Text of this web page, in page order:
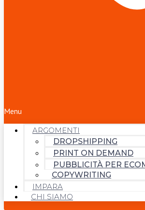
Menu
ARGOMENTI
DROPSHIPPING
PRINT ON DEMAND
PUBBLICITÀ PER
COPYWRITING
IMPARA
CHI SIAMO